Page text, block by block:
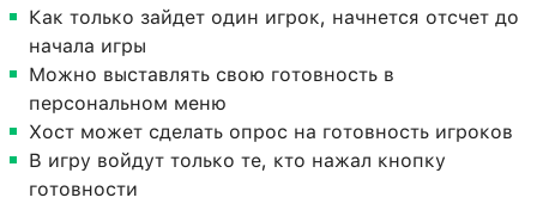
Как только зайдет один игрок, начнется отсчет до
начала игры
Можно выставлять свою готовность в
персональном меню
Хост может сделать опрос на готовность игроков
В игру войдут только те, кто нажал кнопку
готовности